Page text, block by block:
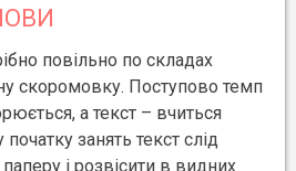
повільно по складах
скоромовку. Поступово темп
а текст – вчиться
занять текст слід
і розвісити в видних